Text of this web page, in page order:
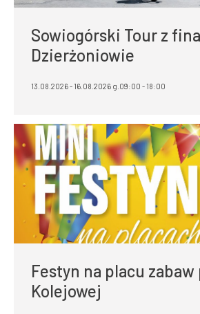
Sowiogórski Tour z
Dzierżoniowie
13.08.2026 - 16.08.2026 g.09:00 - 18:00
Festyn na placu zabaw
Kolejowej